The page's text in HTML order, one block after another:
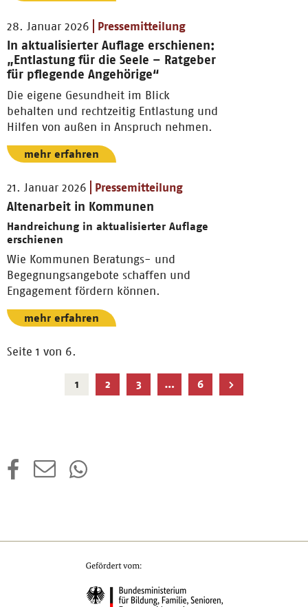
28. Januar 2026 Pressemitteilung
In aktualisierter Auflage erschienen:
„Entlastung für die Seele – Ratgeber
für pflegende Angehörige“
Die eigene Gesundheit im Blick
behalten und rechtzeitig Entlastung und
Hilfen von außen in Anspruch nehmen.
mehr erfahren
21. Januar 2026 Pressemitteilung
Altenarbeit in Kommunen
Handreichung in aktualisierter Auflage
erschienen
Wie Kommunen Beratungs- und
Begegnungsangebote schaffen und
Engagement fördern können.
mehr erfahren
Seite 1 von 6.
1Aktuelle
Seite
2 3 … 6